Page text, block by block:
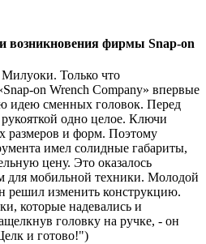
возникновения фирмы Snap-on
Милуоки. Только что
on Wrench Company» впервые
идею сменных головок. Перед
одно целое. Ключи
размеров и форм. Поэтому
имел солидные габариты,
цену. Это оказалось
для мобильной техники. Молодой
изменить конструкцию.
которые надевались и
головку на ручке, - он
и готово!")